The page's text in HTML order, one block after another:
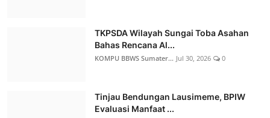
TKPSDA Wilayah Sungai Toba Asahan
Bahas Rencana Al...
KOMPU BBWS Sumater... Jul 30, 2026 0
Tinjau Bendungan Lausimeme, BPIW
Evaluasi Manfaat ...